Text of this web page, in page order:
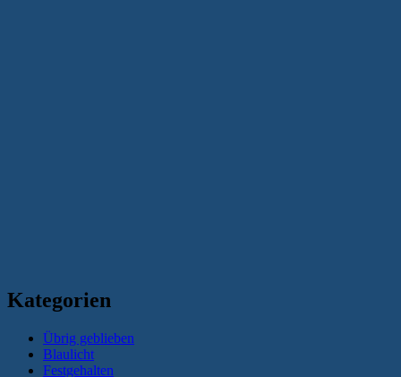
Kategorien
Übrig geblieben
Blaulicht
Festgehalten